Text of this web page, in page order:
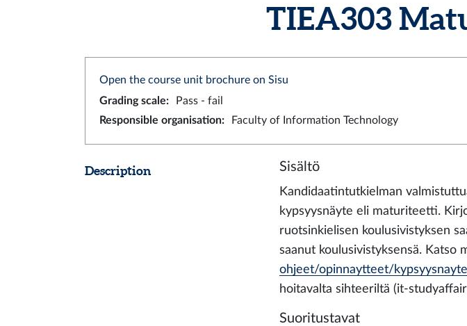
TIEA303
Open the course unit brochure on Sisu
Grading scale: Pass - fail
Responsible organisation: Faculty of Information Technology
Description Sisältö
Kandidaatintutkielman
kypsyysnäyte eli maturiteetti.
ruotsinkielisen koulusivistyksen
saanut koulusivistyksensä. Katso
ohjeet/opinnaytteet/kypsyysnayte
hoitavalta sihteeriltä (it-
Suoritustavat